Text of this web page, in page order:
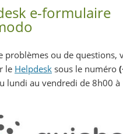
e-formulaire
problèmes ou de questions,
le Helpdesk sous le numéro
lundi au vendredi de 8h00 à